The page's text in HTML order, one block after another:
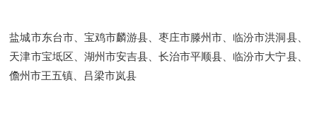
盐城市东台市、宝鸡市麟游县、枣庄市滕州市、临汾市洪洞县、
天津市宝坻区、湖州市安吉县、长治市平顺县、临汾市大宁县、
儋州市王五镇、吕梁市岚县